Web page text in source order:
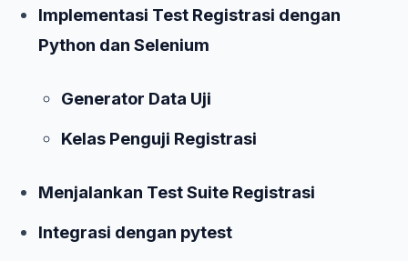
Implementasi Test Registrasi dengan
Python dan Selenium
Generator Data Uji
Kelas Penguji Registrasi
Menjalankan Test Suite Registrasi
Integrasi dengan pytest